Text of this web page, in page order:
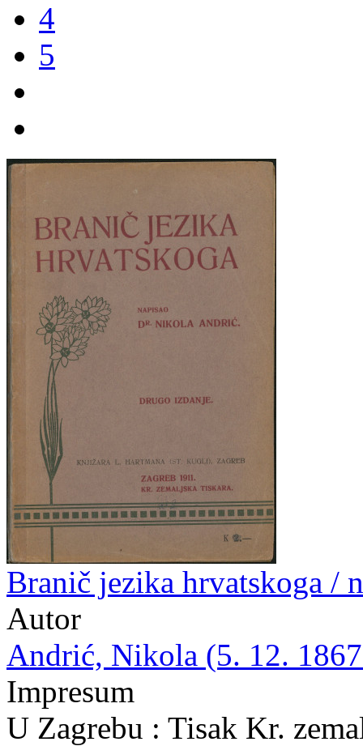
4
5
Branič jezika hrvatskoga /
Autor
Andrić, Nikola (5. 12.
Impresum
U Zagrebu : Tisak Kr.